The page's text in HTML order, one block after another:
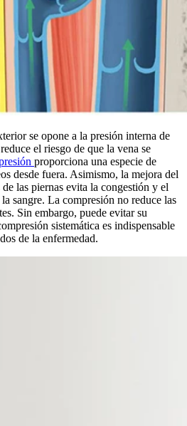
se opone a la presión interna de
el riesgo de que la vena se
proporciona una especie de
desde fuera. Asimismo, la mejora del
las piernas evita la congestión y el
sangre. La compresión no reduce las
Sin embargo, puede evitar su
sistemática es indispensable
de la enfermedad.